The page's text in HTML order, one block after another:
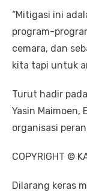
“Mitigasi ini
program-
cemara, dan
kita tapi untuk
Turut hadir
Yasin Maimoen,
organisasi
COPYRIGHT ©
Dilarang keras